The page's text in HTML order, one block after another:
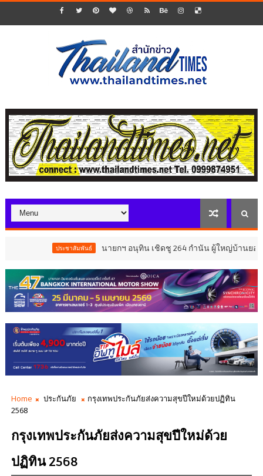
ประชาสัมพันธ์ นายกฯ อนุทิน เชิดชู 264 กำนัน ผู้ใหญ่บ้านยอดเยี่ยม
Home ประกันภัย
กรุงเทพประกันภัยส่งความสุขปีใหม่ด้วยปฏิทิน
2568
กรุงเทพประกันภัยส่งความสุขปีใหม่ด้วย
ปฏิทิน 2568